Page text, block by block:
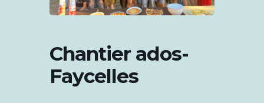
Chantier ados-
Faycelles